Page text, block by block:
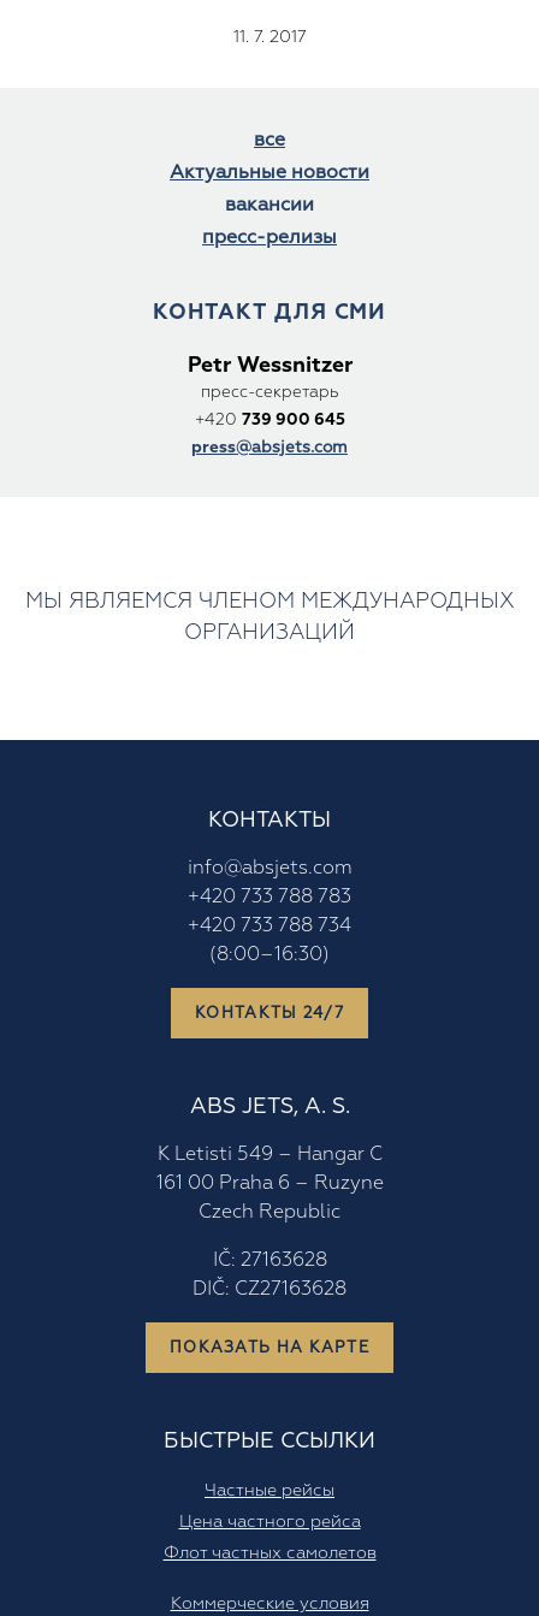
11. 7. 2017
все
Актуальные новости
вакансии
пресс-релизы
КОНТАКТ ДЛЯ СМИ
Petr Wessnitzer
пресс-секретарь
+420 739 900 645
press@absjets.com
МЫ ЯВЛЯЕМСЯ ЧЛЕНОМ МЕЖДУНАРОДНЫХ
ОРГАНИЗАЦИЙ
КОНТАКТЫ
info@absjets.com
+420 733 788 783
+420 733 788 734
(8:00–16:30)
КОНТАКТЫ 24/7
ABS JETS, A. S.
K Letisti 549 – Hangar C
161 00 Praha 6 – Ruzyne
Czech Republic
IČ: 27163628
DIČ: CZ27163628
ПОКАЗАТЬ НА КАРТЕ
БЫСТРЫЕ ССЫЛКИ
Частные рейсы
Цена частного рейса
Флот частных самолетов
Коммерческие условия